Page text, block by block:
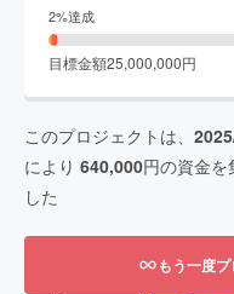
2%達成
目標金額25,000,000円
このプロジェクトは、
により 640,000円の資金を
した
もう一度